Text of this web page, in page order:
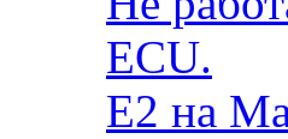
ECU.
E2 на